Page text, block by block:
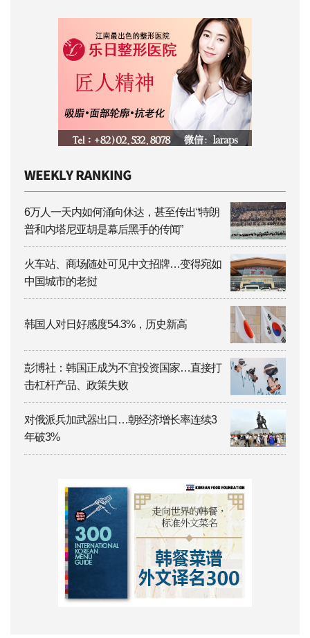
6万人一天内如何涌向休达，甚至传出“特朗
普和内塔尼亚胡是幕后黑手的传闻”
火车站、商场随处可见中文招牌…变得宛如
中国城市的老挝
韩国人对日好感度54.3%，历史新高
彭博社：韩国正成为不宜投资国家…直接打
击杠杆产品、政策失败
对俄派兵加武器出口…朝经济增长率连续3
年破3%